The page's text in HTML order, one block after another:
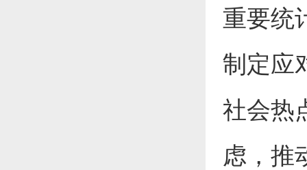
重要统
制定应
社会热
虑，推